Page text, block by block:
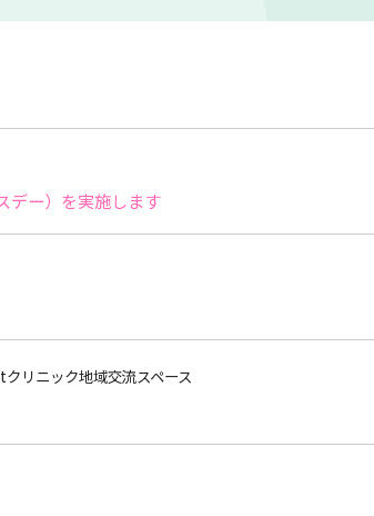
デー）を実施します
リニック地域交流スペース